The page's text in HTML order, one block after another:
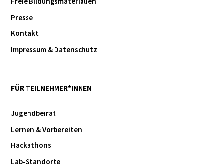
Presse
Kontakt
Impressum & Datenschutz
FÜR TEILNEHMER*INNEN
Jugendbeirat
Lernen & Vorbereiten
Hackathons
Lab-Standorte